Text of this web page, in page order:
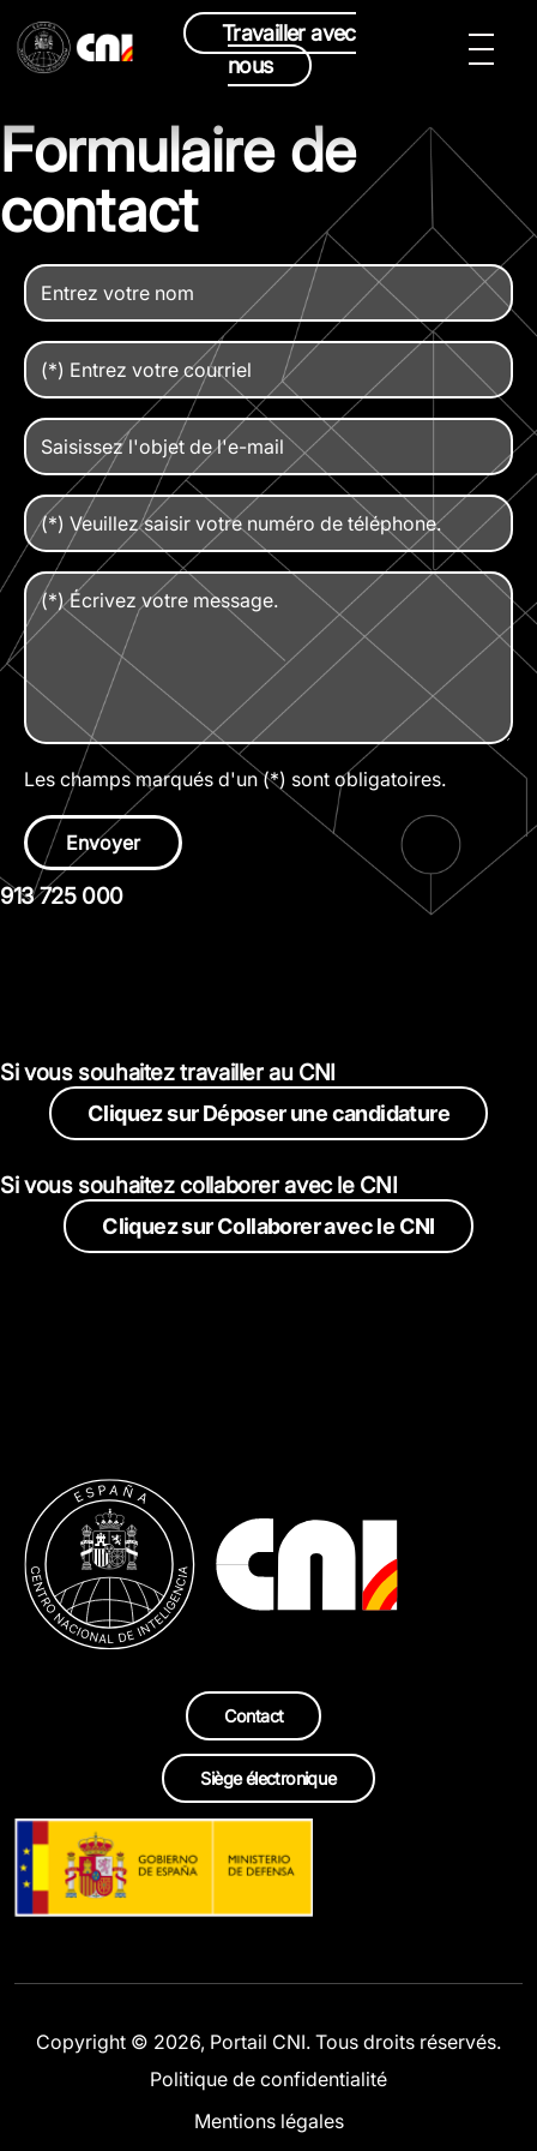
Travailler avec
nous
Formulaire de
contact
Les champs marqués d'un (*) sont obligatoires.
Envoyer
913 725 000
Si vous souhaitez travailler au CNI
Cliquez sur Déposer une candidature
Si vous souhaitez collaborer avec le CNI
Cliquez sur Collaborer avec le CNI
Contact
Siège électronique
Copyright © 2026, Portail CNI. Tous droits réservés.
Politique de confidentialité
Mentions légales